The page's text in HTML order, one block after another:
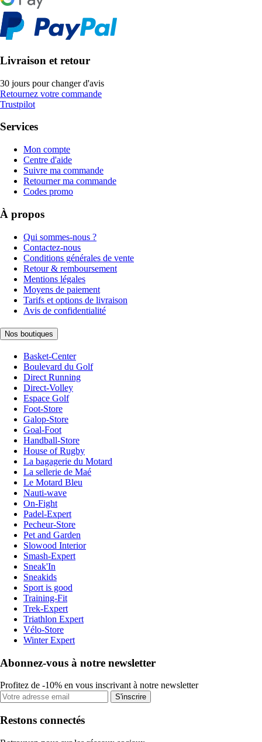
Livraison et retour
30 jours pour changer d'avis
Retournez votre commande
Trustpilot
Services
Mon compte
Centre d'aide
Suivre ma commande
Retourner ma commande
Codes promo
À propos
Qui sommes-nous ?
Contactez-nous
Conditions générales de vente
Retour & remboursement
Mentions légales
Moyens de paiement
Tarifs et options de livraison
Avis de confidentialité
Nos boutiques
Basket-Center
Boulevard du Golf
Direct Running
Direct-Volley
Espace Golf
Foot-Store
Galop-Store
Goal-Foot
Handball-Store
House of Rugby
La bagagerie du Motard
La sellerie de Maé
Le Motard Bleu
Nauti-wave
On-Fight
Padel-Expert
Pecheur-Store
Pet and Garden
Slowood Interior
Smash-Expert
Sneak'In
Sneakids
Sport is good
Training-Fit
Trek-Expert
Triathlon Expert
Vélo-Store
Winter Expert
Abonnez-vous à notre newsletter
Profitez de -10% en vous inscrivant à notre newsletter
S'inscrire
Restons connectés